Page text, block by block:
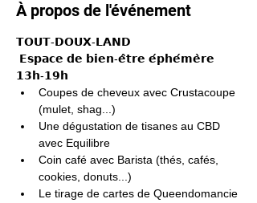
À propos de l'événement
𝗧𝗢𝗨𝗧-𝗗𝗢𝗨𝗫-𝗟𝗔𝗡𝗗
𝟭𝟯𝗵-𝟭𝟵𝗵
Coupes de cheveux avec Crustacoupe
(mulet, shag...)
Une dégustation de tisanes au CBD
avec Equilibre
Coin café avec Barista (thés, cafés,
cookies, donuts...)
Le tirage de cartes de Queendomancie